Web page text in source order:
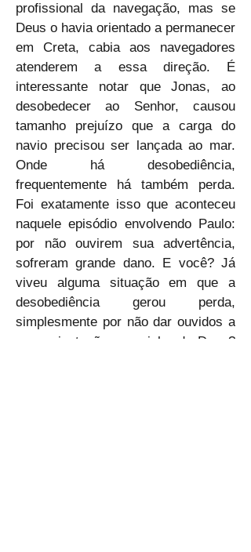
profissional da navegação, mas se
Deus o havia orientado a permanecer
em Creta, cabia aos navegadores
atenderem a essa direção. É
interessante notar que Jonas, ao
desobedecer ao Senhor, causou
tamanho prejuízo que a carga do
navio precisou ser lançada ao mar.
Onde há desobediência,
frequentemente há também perda.
Foi exatamente isso que aconteceu
naquele episódio envolvendo Paulo:
por não ouvirem sua advertência,
sofreram grande dano. E você? Já
viveu alguma situação em que a
desobediência gerou perda,
simplesmente por não dar ouvidos a
uma orientação que vinha de Deus?